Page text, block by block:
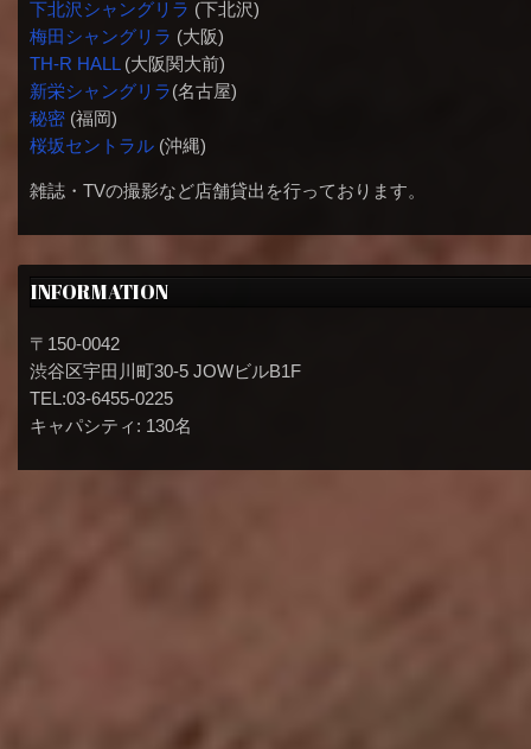
下北沢シャングリラ (下北沢)
梅田シャングリラ (大阪)
TH-R HALL(大阪関大前)
新栄シャングリラ(名古屋)
秘密(福岡)
桜坂セントラル(沖縄)
雑誌・TVの撮影など店舗貸出を行っております。
INFORMATION
〒150-0042
渋谷区宇田川町30-5 JOWビルB1F
TEL:03-6455-0225
キャパシティ: 130名